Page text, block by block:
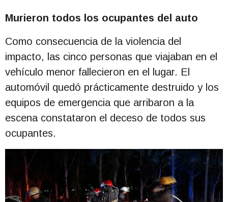
Murieron todos los ocupantes del auto
Como consecuencia de la violencia del
impacto, las cinco personas que viajaban en el
vehículo menor fallecieron en el lugar. El
automóvil quedó prácticamente destruido y los
equipos de emergencia que arribaron a la
escena constataron el deceso de todos sus
ocupantes.